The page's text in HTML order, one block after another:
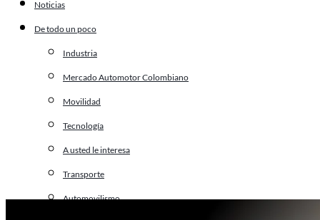
Noticias
De todo un poco
Industria
Mercado Automotor Colombiano
Movilidad
Tecnología
A usted le interesa
Transporte
Automovilismo